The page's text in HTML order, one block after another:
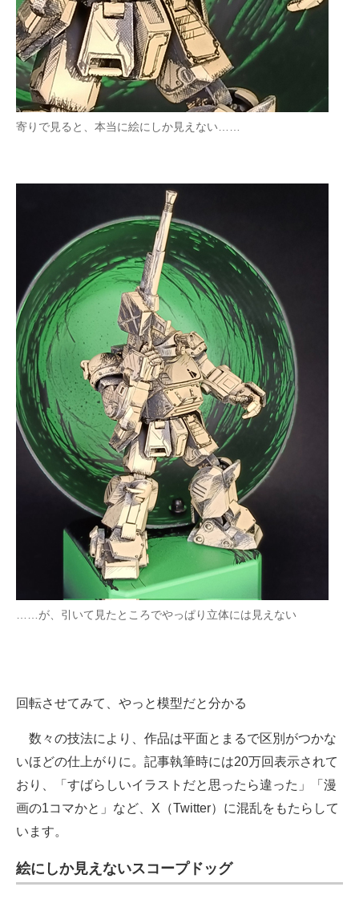
寄りで見ると、本当に絵にしか見えない……
……が、引いて見たところでやっぱり立体には見えない
回転させてみて、やっと模型だと分かる
数々の技法により、作品は平面とまるで区別がつかな
いほどの仕上がりに。記事執筆時には20万回表示されて
おり、「すばらしいイラストだと思ったら違った」「漫
画の1コマかと」など、X（Twitter）に混乱をもたらして
います。
絵にしか見えないスコープドッグ